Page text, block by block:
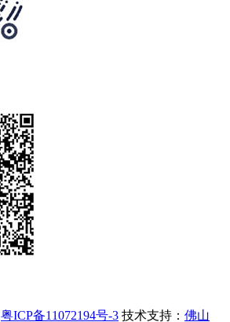
粤ICP备11072194号-3 技术支持： 佛山